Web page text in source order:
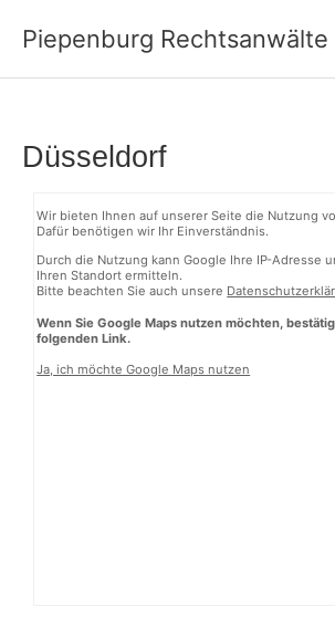
InhaltPiepenburg Rechtsanwälte
Düsseldorf